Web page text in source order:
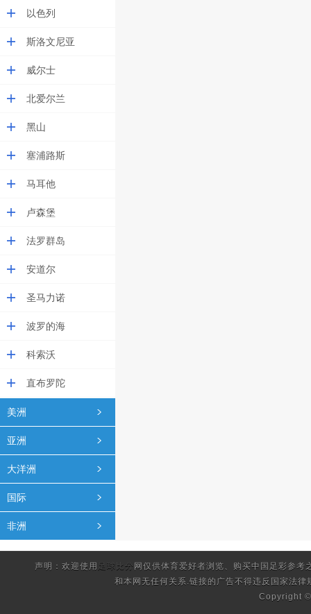
以色列
斯洛文尼亚
威尔士
北爱尔兰
黑山
塞浦路斯
马耳他
卢森堡
法罗群岛
安道尔
圣马力诺
波罗的海
科索沃
直布罗陀
美洲
亚洲
大洋洲
国际
非洲
声明：欢迎使用 足球比分 网仅供体育爱好者浏览、购买中国足彩参
和本网无任何关系.链接的广告不得违反国家法律
Copyright